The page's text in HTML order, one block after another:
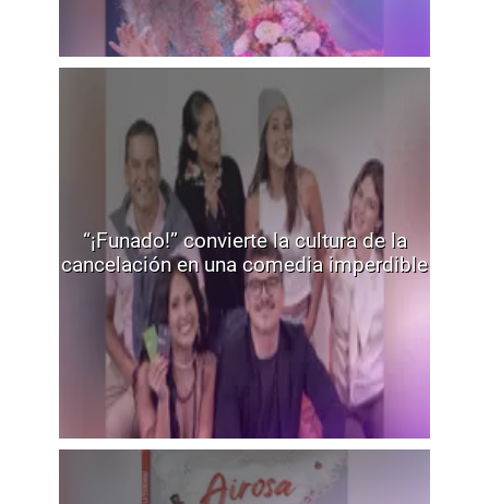
“¡Funado!” convierte la cultura de la
cancelación en una comedia imperdible